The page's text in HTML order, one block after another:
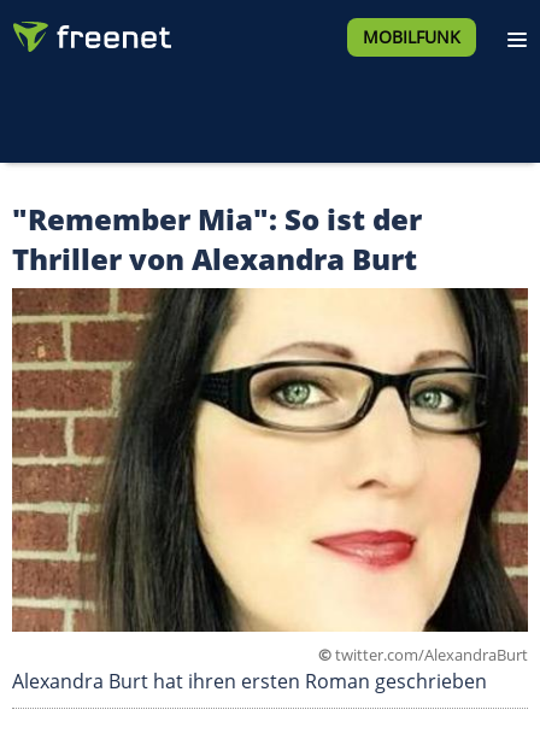
MOBILFUNK
"Remember Mia": So ist der
Thriller von Alexandra Burt
©twitter.com/AlexandraBurt
Alexandra Burt hat ihren ersten Roman geschrieben